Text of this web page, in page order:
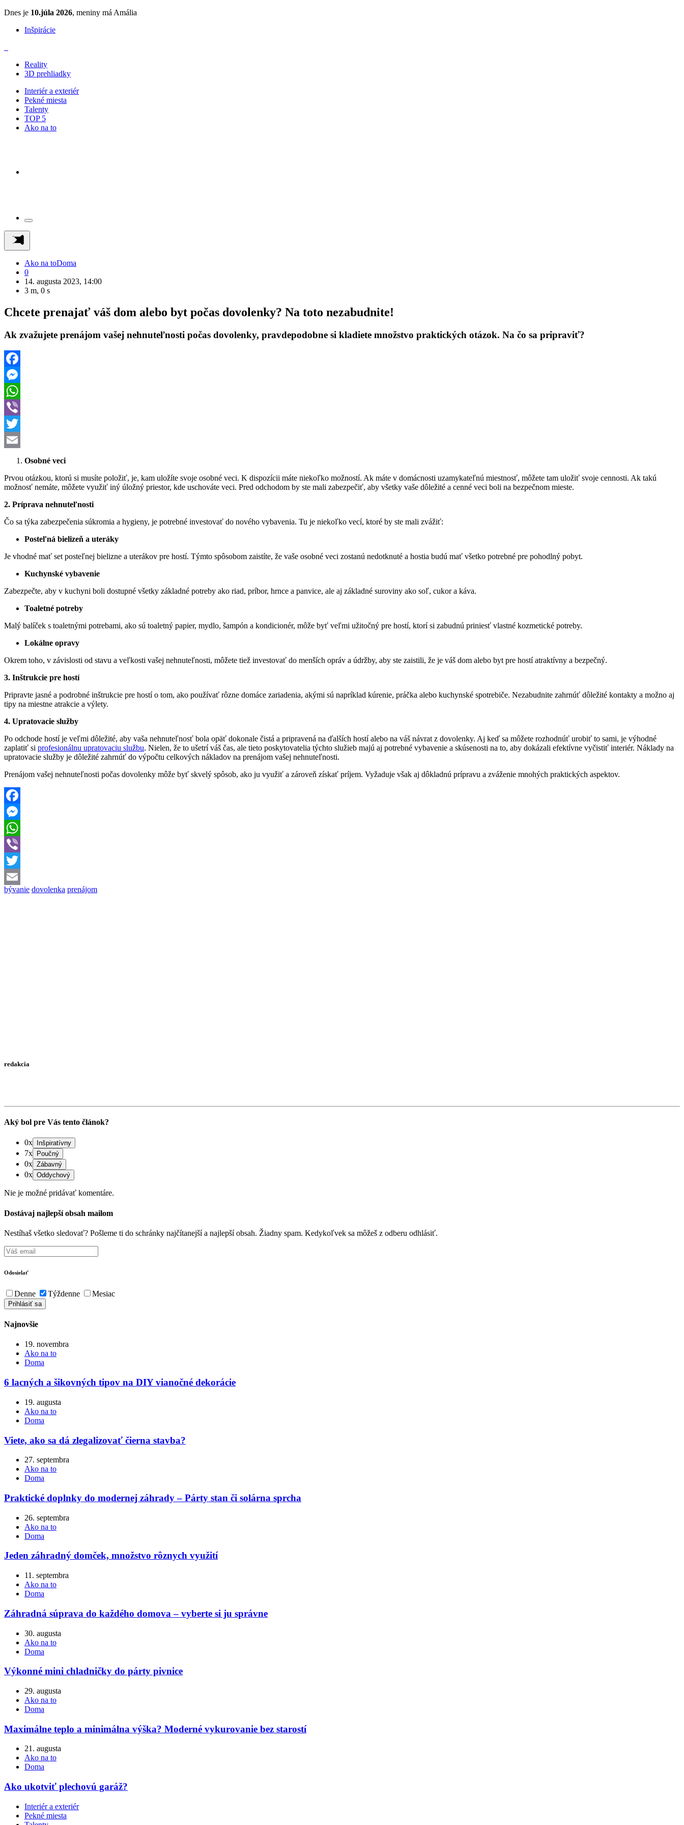
Dnes je 10.júla 2026, meniny má Amália
Inšpirácie
Reality
3D prehliadky
Interiér a exteriér
Pekné miesta
Talenty
TOP 5
Ako na to
Ako na toDoma
0
14. augusta 2023, 14:00
3 m, 0 s
Chcete prenajať váš dom alebo byt počas dovolenky? Na toto nezabudnite!
Ak zvažujete prenájom vašej nehnuteľnosti počas dovolenky, pravdepodobne si kladiete množstvo praktických otázok. Na čo sa pripraviť?
Facebook
Messenger
WhatsApp
Viber
Twitter
Email
Osobné veci
Prvou otázkou, ktorú si musíte položiť, je, kam uložíte svoje osobné veci. K dispozícii máte niekoľko možností. Ak máte v domácnosti uzamykateľnú miestnosť, môžete tam uložiť svoje cennosti. Ak takú
možnosť nemáte, môžete využiť iný úložný priestor, kde uschováte veci. Pred odchodom by ste mali zabezpečiť, aby všetky vaše dôležité a cenné veci boli na bezpečnom mieste.
2. Príprava nehnuteľnosti
Čo sa týka zabezpečenia súkromia a hygieny, je potrebné investovať do nového vybavenia. Tu je niekoľko vecí, ktoré by ste mali zvážiť:
Posteľná bielizeň a uteráky
Je vhodné mať set posteľnej bielizne a uterákov pre hostí. Týmto spôsobom zaistíte, že vaše osobné veci zostanú nedotknuté a hostia budú mať všetko potrebné pre pohodlný pobyt.
Kuchynské vybavenie
Zabezpečte, aby v kuchyni boli dostupné všetky základné potreby ako riad, príbor, hrnce a panvice, ale aj základné suroviny ako soľ, cukor a káva.
Toaletné potreby
Malý balíček s toaletnými potrebami, ako sú toaletný papier, mydlo, šampón a kondicionér, môže byť veľmi užitočný pre hostí, ktorí si zabudnú priniesť vlastné kozmetické potreby.
Lokálne opravy
Okrem toho, v závislosti od stavu a veľkosti vašej nehnuteľnosti, môžete tiež investovať do menších opráv a údržby, aby ste zaistili, že je váš dom alebo byt pre hostí atraktívny a bezpečný.
3. Inštrukcie pre hostí
Pripravte jasné a podrobné inštrukcie pre hostí o tom, ako používať rôzne domáce zariadenia, akými sú napríklad kúrenie, práčka alebo kuchynské spotrebiče. Nezabudnite zahrnúť dôležité kontakty a možno aj
tipy na miestne atrakcie a výlety.
4. Upratovacie služby
Po odchode hostí je veľmi dôležité, aby vaša nehnuteľnosť bola opäť dokonale čistá a pripravená na ďalších hostí alebo na váš návrat z dovolenky. Aj keď sa môžete rozhodnúť urobiť to sami, je výhodné
zaplatiť si profesionálnu upratovaciu službu. Nielen, že to ušetrí váš čas, ale tieto poskytovatelia týchto služieb majú aj potrebné vybavenie a skúsenosti na to, aby dokázali efektívne vyčistiť interiér. Náklady na
upratovacie služby je dôležité zahrnúť do výpočtu celkových nákladov na prenájom vašej nehnuteľnosti.
Prenájom vašej nehnuteľnosti počas dovolenky môže byť skvelý spôsob, ako ju využiť a zároveň získať príjem. Vyžaduje však aj dôkladnú prípravu a zváženie mnohých praktických aspektov.
Facebook
Messenger
WhatsApp
Viber
Twitter
Email
bývanie dovolenka prenájom
redakcia
Aký bol pre Vás tento článok?
0x
7x
0x
0x
Nie je možné pridávať komentáre.
Dostávaj najlepší obsah mailom
Nestíhaš všetko sledovať? Pošleme ti do schránky najčítanejší a najlepší obsah. Žiadny spam. Kedykoľvek sa môžeš z odberu odhlásiť.
Odosielať
Denne Týždenne Mesiac
Najnovšie
19. novembra
Ako na to
Doma
6 lacných a šikovných tipov na DIY vianočné dekorácie
19. augusta
Ako na to
Doma
Viete, ako sa dá zlegalizovať čierna stavba?
27. septembra
Ako na to
Doma
Praktické doplnky do modernej záhrady – Párty stan či solárna sprcha
26. septembra
Ako na to
Doma
Jeden záhradný domček, množstvo rôznych využití
11. septembra
Ako na to
Doma
Záhradná súprava do každého domova – vyberte si ju správne
30. augusta
Ako na to
Doma
Výkonné mini chladničky do párty pivnice
29. augusta
Ako na to
Doma
Maximálne teplo a minimálna výška? Moderné vykurovanie bez starostí
21. augusta
Ako na to
Doma
Ako ukotviť plechovú garáž?
Interiér a exteriér
Pekné miesta